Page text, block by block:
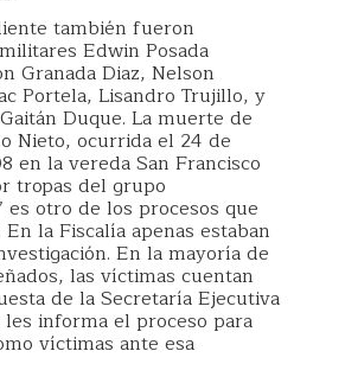
también fueron
Edwin Posada
Granada Diaz, Nelson
Portela, Lisandro Trujillo, y
Duque. La muerte de
Nieto, ocurrida el 24 de
en la vereda San Francisco
tropas del grupo
es otro de los procesos que
En la Fiscalía apenas estaban
En la mayoría de
las víctimas cuentan
de la Secretaría Ejecutiva
les informa el proceso para
víctimas ante esa